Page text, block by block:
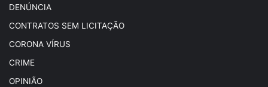
DENÚNCIA
CONTRATOS SEM LICITAÇÃO
CORONA VÍRUS
CRIME
OPINIÃO